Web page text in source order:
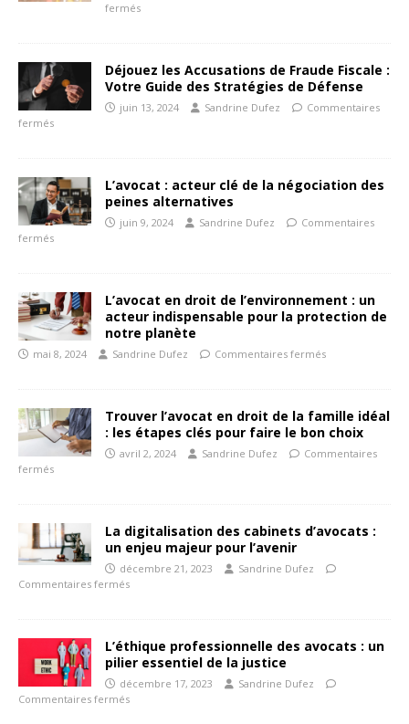
fermés
Déjouez les Accusations de Fraude Fiscale :
Votre Guide des Stratégies de Défense
juin 13, 2024 Sandrine Dufez
Commentaires
fermés
L’avocat : acteur clé de la négociation des
peines alternatives
juin 9, 2024 Sandrine Dufez
Commentaires
fermés
L’avocat en droit de l’environnement : un
acteur indispensable pour la protection de
notre planète
mai 8, 2024 Sandrine Dufez Commentaires fermés
Trouver l’avocat en droit de la famille idéal
: les étapes clés pour faire le bon choix
avril 2, 2024 Sandrine Dufez
Commentaires
fermés
La digitalisation des cabinets d’avocats :
un enjeu majeur pour l’avenir
décembre 21, 2023
Sandrine Dufez
Commentaires fermés
L’éthique professionnelle des avocats : un
pilier essentiel de la justice
décembre 17, 2023
Sandrine Dufez
Commentaires fermés